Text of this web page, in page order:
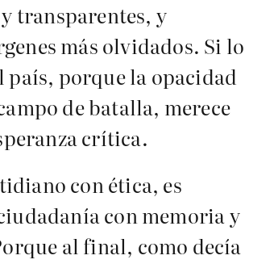
transparentes, y
más olvidados. Si lo
país, porque la opacidad
de batalla, merece
crítica.
con ética, es
con memoria y
al final, como decía